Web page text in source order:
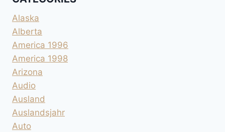
Alaska
Alberta
America 1996
America 1998
Arizona
Audio
Ausland
Auslandsjahr
Auto